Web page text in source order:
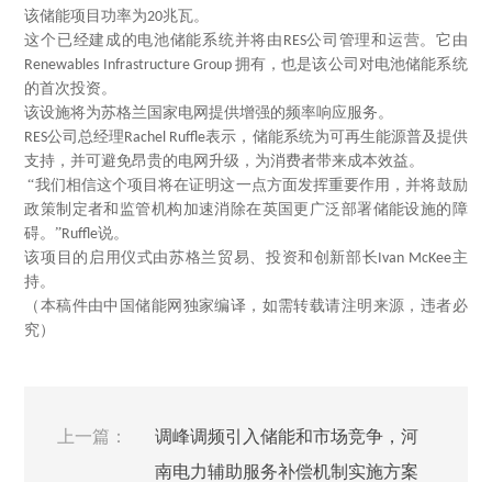
该储能项目功率为20兆瓦。
这个已经建成的电池储能系统并将由 RES公司管理和运营。它由
Renewables Infrastructure Group 拥有，也是该公司对电池储能系统
的首次投资。
该设施将为苏格兰国家电网提供增强的频率响应服务。
RES公司总经理Rachel Ruffle表示，储能系统为可再生能源普及提供
支持，并可避免昂贵的电网升级，为消费者带来成本效益。
“我们相信这个项目将在证明这一点方面发挥重要作用，并将鼓励
政策制定者和监管机构加速消除在英国更广泛部署储能设施的障
碍。”Ruffle说。
该项目的启用仪式由苏格兰贸易、投资和创新部长Ivan McKee主
持。
（本稿件由中国储能网独家编译，如需转载请注明来源，违者必
究）
上一篇：
调峰调频引入储能和市场竞争，河
南电力辅助服务补偿机制实施方案